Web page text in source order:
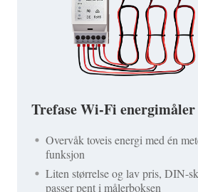
Trefase Wi-Fi
Overvåk toveis energi med én
funksjon
Liten størrelse og lav pris, DIN-
passer pent i målerboksen